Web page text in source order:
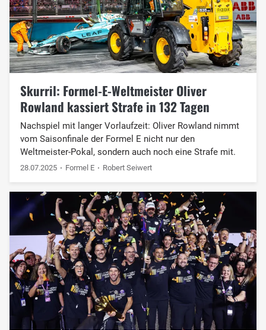
Skurril: Formel-E-Weltmeister Oliver
Rowland kassiert Strafe in 132 Tagen
Nachspiel mit langer Vorlaufzeit: Oliver Rowland nimmt
vom Saisonfinale der Formel E nicht nur den
Weltmeister-Pokal, sondern auch noch eine Strafe mit.
28.07.2025 Formel E Robert Seiwert